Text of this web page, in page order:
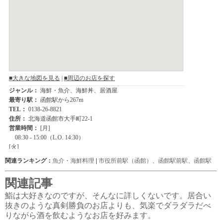
関連ランキング： 魚介・海鮮料理 | 市役所前駅（函館） 函館駅前駅 函館駅
関連記事
鮨は大好きなのですが、そんなに詳しくないです。居合い
抜きのような真剣勝負のお店よりも、気楽でダラダラだべ
りながら酒を飲むようなお店を好みます。